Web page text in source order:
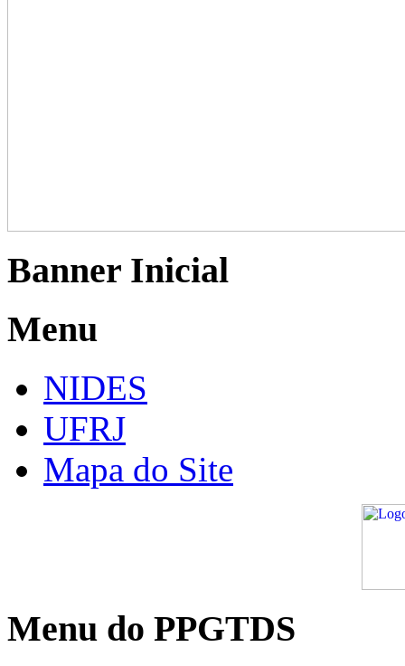
Banner Inicial
Menu
NIDES
UFRJ
Mapa do Site
Menu do PPGTDS